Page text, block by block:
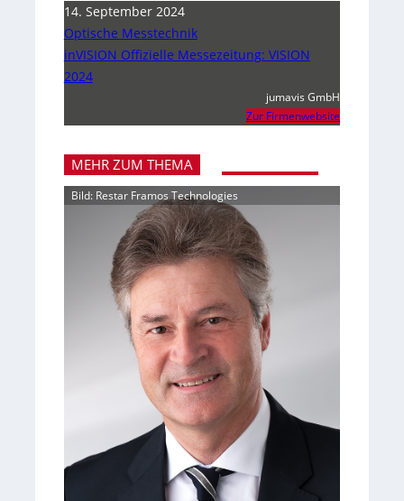
14. September 2024
Optische Messtechnik
inVISION Offizielle Messezeitung: VISION
2024
jumavis GmbH
Zur Firmenwebsite
MEHR ZUM THEMA
Bild: Restar Framos Technologies